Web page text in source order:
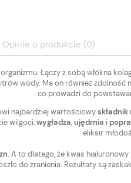
nie zawiera ewentualnych kosztów
Opinie o produkcie (0)
Łączy z sobą włókna
wody. Ma on również
co prowadzi do
najbardziej wartościowy
wilgoci,wygładza,ujędrnia i
eliksir
. A to dlatego, że kwas
do zranienia. Rezultaty są